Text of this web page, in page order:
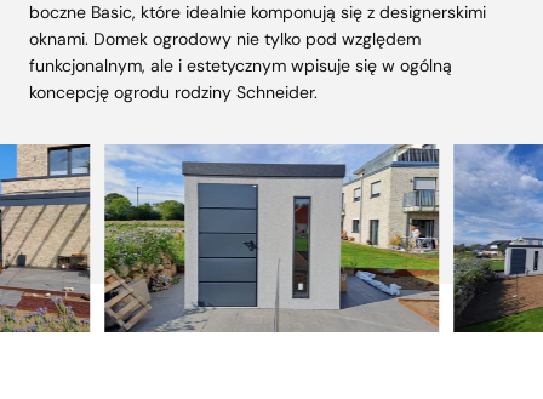
boczne Basic, które idealnie komponują się z designerskimi
oknami. Domek ogrodowy nie tylko pod względem
funkcjonalnym, ale i estetycznym wpisuje się w ogólną
koncepcję ogrodu rodziny Schneider.